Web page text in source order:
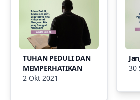
TUHAN PEDULI DAN
MEMPERHATIKAN
2 Okt 2021
30